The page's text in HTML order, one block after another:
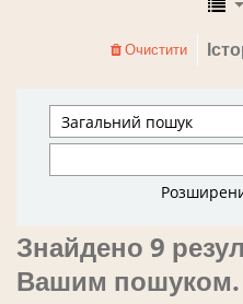
Очистити
Знайдено 9
Вашим пошуком.